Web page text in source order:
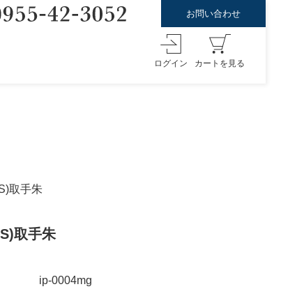
お問い合わせ
ログイン カートを見る
取手朱
取手朱
ip-0004mg